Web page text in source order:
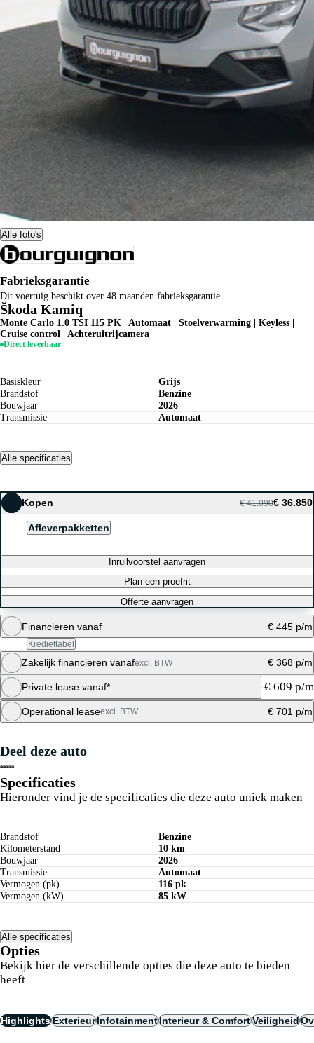
Alle foto's
Fabrieksgarantie
Dit voertuig beschikt over 48 maanden fabrieksgarantie
Škoda Kamiq
Monte Carlo 1.0 TSI 115 PK | Automaat | Stoelverwarming | Keyless |
Cruise control | Achteruitrijcamera
Direct leverbaar
Basiskleur
Grijs
Brandstof
Benzine
Bouwjaar
2026
Transmissie
Automaat
Alle specificaties
Kopen € 41.090€ 36.850
Afleverpakketten
Inruilvoorstel aanvragen
Plan een proefrit
Offerte aanvragen
Financieren vanaf € 445 p/m
Krediettabel
Maandbedrag berekenen
Zakelijk financieren vanafexcl. BTW € 368 p/m
Maandbedrag berekenen
Private lease vanaf* € 609 p/m
Private lease berekenen
Operational leaseexcl. BTW € 701 p/m
Deel deze auto
Specificaties
Hieronder vind je de specificaties die deze auto uniek maken
Brandstof
Benzine
Kilometerstand
10 km
Bouwjaar
2026
Transmissie
Automaat
Vermogen (pk)
116 pk
Vermogen (kW)
85 kW
Alle specificaties
Opties
Bekijk hier de verschillende opties die deze auto te bieden
heeft
HighlightsExterieurInfotainmentInterieur & ComfortVeiligheid